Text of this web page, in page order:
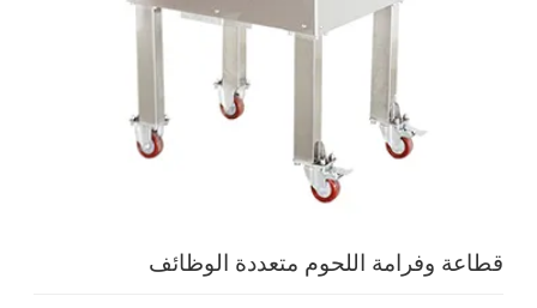
قطاعة وفرامة اللحوم متعددة الوظائف